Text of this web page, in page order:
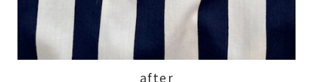
after